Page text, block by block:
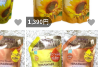
いいね！
1,390円